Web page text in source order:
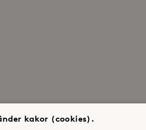
Skatteverket.
får ni ett intyg om
kakor (cookies).